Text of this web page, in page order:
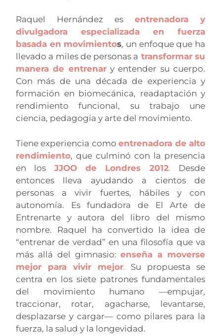
Raquel Hernández esentrenadora y
divulgadora especializada en fuerza
basada en movimientos, un enfoque que ha
llevado a miles de personas a transformar su
manera de entrenary entender su cuerpo.
Con más de una década de experiencia y
formación en biomecánica, readaptación y
rendimiento funcional, su trabajo une
ciencia, pedagogía y arte del movimiento.
Tiene experiencia comoentrenadora de alto
rendimiento, que culminó con la presencia
en los JJOO de Londres 2012. Desde
entonces lleva ayudando a cientos de
personas a vivir fuertes, hábiles y con
autonomía. Es fundadora de El Arte de
Entrenarte y autora del libro del mismo
nombre. Raquel ha convertido la idea de
“entrenar de verdad” en una filosofía que va
más allá del gimnasio:enseña a moverse
mejor para vivir mejor. Su propuesta se
centra en los siete patrones fundamentales
del movimiento humano —empujar,
traccionar, rotar, agacharse, levantarse,
desplazarse y cargar— como pilares para la
fuerza, la salud y la longevidad.